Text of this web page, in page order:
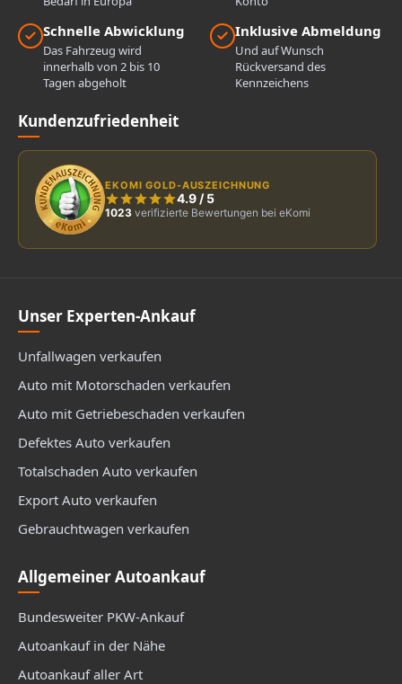
Schnelle Abwicklung
Das Fahrzeug wird
innerhalb von 2 bis 10
Tagen abgeholt
Inklusive Abmeldung
Und auf Wunsch
Rückversand des
Kennzeichens
Kundenzufriedenheit
EKOMI GOLD-AUSZEICHNUNG
4.9 /5
1023 verifizierte Bewertungen bei eKomi
Unser Experten-Ankauf
Unfallwagen verkaufen
Auto mit Motorschaden verkaufen
Auto mit Getriebeschaden verkaufen
Defektes Auto verkaufen
Totalschaden Auto verkaufen
Export Auto verkaufen
Gebrauchtwagen verkaufen
Allgemeiner Autoankauf
Bundesweiter PKW-Ankauf
Autoankauf in der Nähe
Autoankauf aller Art